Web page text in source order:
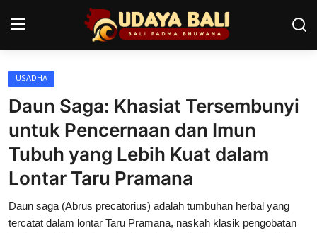
Home
Pura
Desa Adat
Tradisi
Kearifan lokal
USADHA
Daun Saga: Khasiat Tersembunyi
untuk Pencernaan dan Imun
Tubuh yang Lebih Kuat dalam
Lontar Taru Pramana
Daun saga (Abrus precatorius) adalah tumbuhan herbal yang
tercatat dalam lontar Taru Pramana, naskah klasik pengobatan